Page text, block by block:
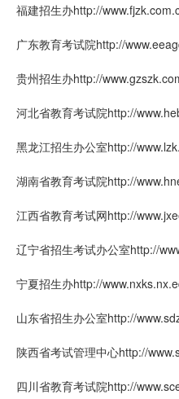
福建招生办http://
广东教育考试院http://
贵州招生办http://
河北省教育考试院http://
黑龙江招生办公室http://
湖南省教育考试院http://
江西省教育考试网http://
辽宁省招生考试办公室http://
宁夏招生办http://
山东省招生办公室http://
陕西省考试管理中心http://
四川省教育考试院http://